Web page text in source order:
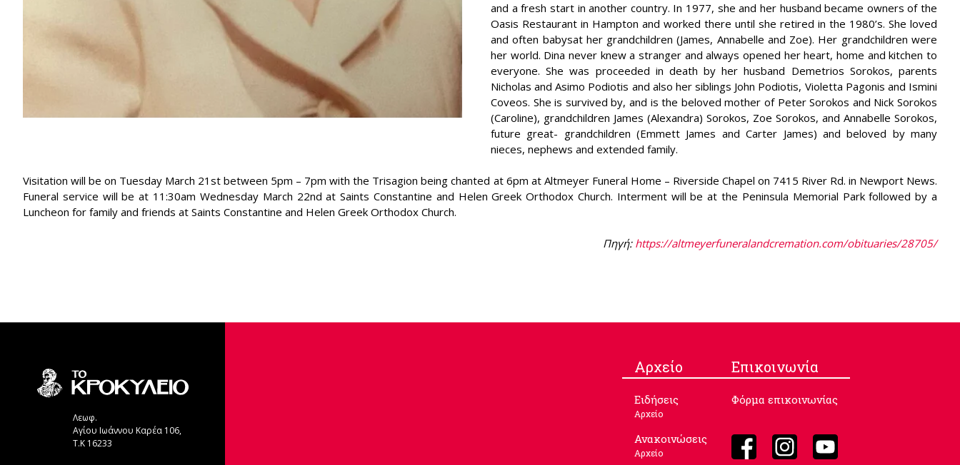
and a fresh start in another country. In 1977, she and her husband became owners of the
Oasis Restaurant in Hampton and worked there until she retired in the 1980’s. She loved
and often babysat her grandchildren (James, Annabelle and Zoe). Her grandchildren were
her world. Dina never knew a stranger and always opened her heart, home and kitchen to
everyone. She was proceeded in death by her husband Demetrios Sorokos, parents
Nicholas and Asimo Podiotis and also her siblings John Podiotis, Violetta Pagonis and Ismini
Coveos. She is survived by, and is the beloved mother of Peter Sorokos and Nick Sorokos
(Caroline), grandchildren James (Alexandra) Sorokos, Zoe Sorokos, and Annabelle Sorokos,
future great- grandchildren (Emmett James and Carter James) and beloved by many
nieces, nephews and extended family.
Visitation will be on Tuesday March 21st between 5pm – 7pm with the Trisagion being chanted at 6pm at Altmeyer Funeral Home – Riverside Chapel on 7415 River Rd. in Newport News.
Funeral service will be at 11:30am Wednesday March 22nd at Saints Constantine and Helen Greek Orthodox Church. Interment will be at the Peninsula Memorial Park followed by a
Luncheon for family and friends at Saints Constantine and Helen Greek Orthodox Church.
Πηγή: https://altmeyerfuneralandcremation.com/obituaries/28705/
Λεωφ.
Αγίου Ιωάννου Καρέα 106,
Τ.Κ 16233
Aρχείο
Ειδήσεις
Αρχείο
Ανακοινώσεις
Αρχείο
Επικοινωνία
Φόρμα επικοινωνίας